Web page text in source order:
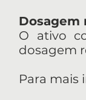
Dosagem
O ativo
dosagem
Para mais